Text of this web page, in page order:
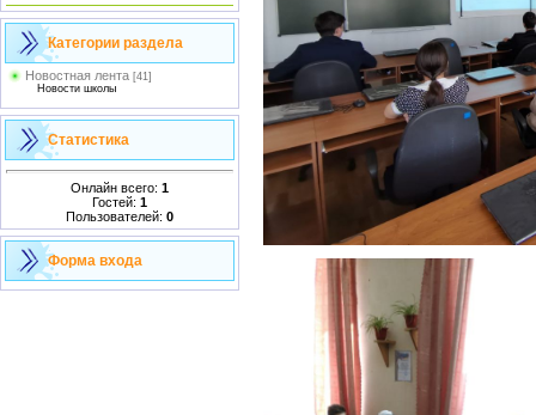
Категории раздела
Новостная лента [41]
Новости школы
Статистика
Онлайн всего: 1
Гостей: 1
Пользователей: 0
Форма входа